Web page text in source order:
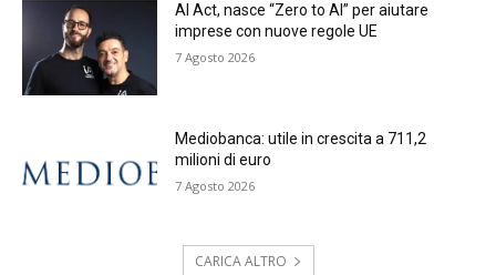
AI Act, nasce “Zero to AI” per aiutare
imprese con nuove regole UE
7 Agosto 2026
Mediobanca: utile in crescita a 711,2
milioni di euro
7 Agosto 2026
CARICA ALTRO